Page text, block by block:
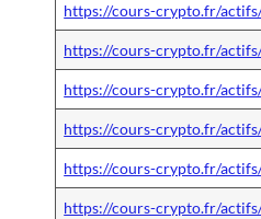
https://cours-crypto.fr/
https://cours-crypto.fr/
https://cours-crypto.fr/
https://cours-crypto.fr/
https://cours-crypto.fr/
https://cours-crypto.fr/